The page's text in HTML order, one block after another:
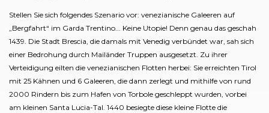
Stellen Sie sich folgendes Szenario vor: venezianische Galeeren auf
„Bergfahrt“ im Garda Trentino... Keine Utopie! Denn genau das geschah
1439. Die Stadt Brescia, die damals mit Venedig verbündet war, sah sich
einer Bedrohung durch Mailänder Truppen ausgesetzt. Zu ihrer
Verteidigung eilten die venezianischen Flotten herbei: Sie erreichten Tirol
mit 25 Kähnen und 6 Galeeren, die dann zerlegt und mithilfe von rund
2000 Rindern bis zum Hafen von Torbole geschleppt wurden, vorbei
am kleinen Santa Lucia-Tal. 1440 besiegte diese kleine Flotte die